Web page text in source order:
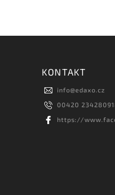
KONTAKT
info@edaxo.cz
00420
https://